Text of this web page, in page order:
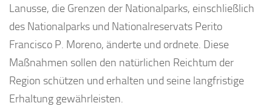
Lanusse, die Grenzen der Nationalparks, einschließlich
des Nationalparks und Nationalreservats Perito
Francisco P. Moreno, änderte und ordnete. Diese
Maßnahmen sollen den natürlichen Reichtum der
Region schützen und erhalten und seine langfristige
Erhaltung gewährleisten.